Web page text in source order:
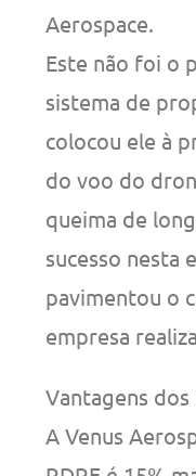
Aerospace.
Este não foi o
sistema de
colocou ele à
do voo do
queima de
sucesso nesta
pavimentou o
empresa
Vantagens
A Venus